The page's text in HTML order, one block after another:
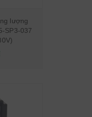
lượng
SP3-037